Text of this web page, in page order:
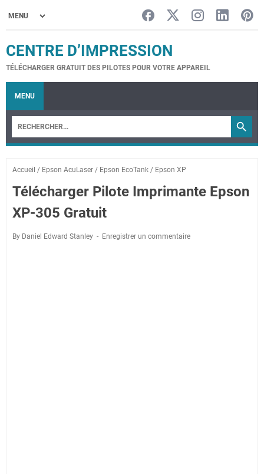
CENTRE D’IMPRESSION
TÉLÉCHARGER GRATUIT DES PILOTES POUR VOTRE APPAREIL
MENU
Accueil / Epson AcuLaser / Epson EcoTank / Epson XP
Télécharger Pilote Imprimante Epson
XP-305 Gratuit
By Daniel Edward Stanley Enregistrer un commentaire